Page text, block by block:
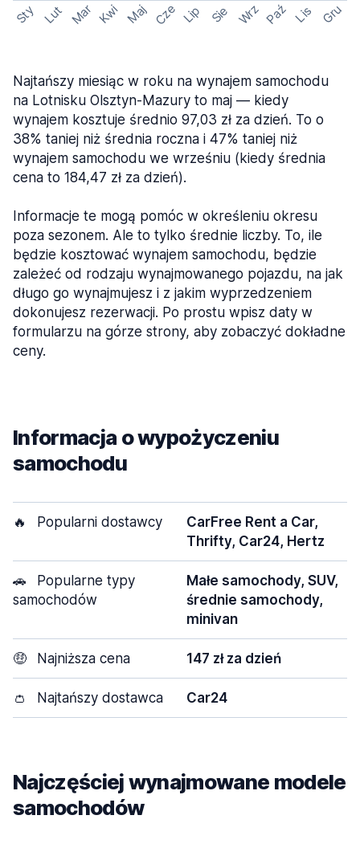
Sty Lut Mar Kwi Maj Cze Lip Sie Wrz Paź Lis Gru
Najtańszy miesiąc w roku na wynajem samochodu
na Lotnisku Olsztyn-Mazury to maj — kiedy
wynajem kosztuje średnio 97,03 zł za dzień. To o
38% taniej niż średnia roczna i 47% taniej niż
wynajem samochodu we wrześniu (kiedy średnia
cena to 184,47 zł za dzień).
Informacje te mogą pomóc w określeniu okresu
poza sezonem. Ale to tylko średnie liczby. To, ile
będzie kosztować wynajem samochodu, będzie
zależeć od rodzaju wynajmowanego pojazdu, na jak
długo go wynajmujesz i z jakim wyprzedzeniem
dokonujesz rezerwacji. Po prostu wpisz daty w
formularzu na górze strony, aby zobaczyć dokładne
ceny.
Informacja o wypożyczeniu
samochodu
🔥 Popularni dostawcy
CarFree Rent a Car,
Thrifty, Car24, Hertz
🚗
Popularne typy
samochodów
Małe samochody, SUV,
średnie samochody,
minivan
🤑 Najniższa cena 147 zł za dzień
👛 Najtańszy dostawca Car24
Najczęściej wynajmowane modele
samochodów